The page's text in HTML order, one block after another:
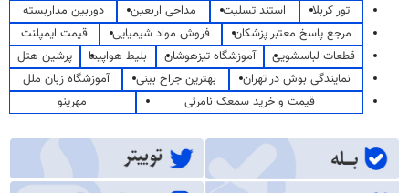
تور کربلا
استند تسلیت مداحی اربعین
دوربین مداربسته
مرجع پاسخ معتبر پزشکان
فروش مواد شیمیایی
قیمت ایمپلنت
قطعات لباسشویی
آموزشگاه تیزهوشان بلیط هواپیما
پرشین هتل
نمایندگی بوش در تهران
بهترین جراح بینی
آموزشگاه زبان ملل
قیمت و خرید سمعک نامرئی
مهرینو